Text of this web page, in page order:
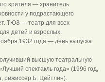
зрителя — хранитель
у подрастающего
ТЮЗ — театр для всех
детей и взрослых.
1932 года — день выпуска
высшую театральную
спектакль года» (1996 год,
режиссер Б. Цейтлин).